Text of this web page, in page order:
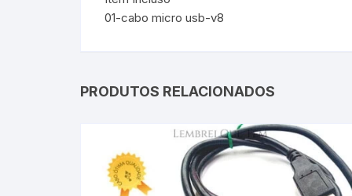
01-cabo micro usb-v8
PRODUTOS RELACIONADOS